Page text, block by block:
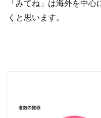
「みてね」は海外を中
くと思います。